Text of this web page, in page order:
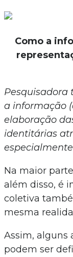
Como a
Pesquisadora
a informação
elaboração
identitárias
Na maior
além disso, é
coletiva
mesma
Assim, alguns
podem ser